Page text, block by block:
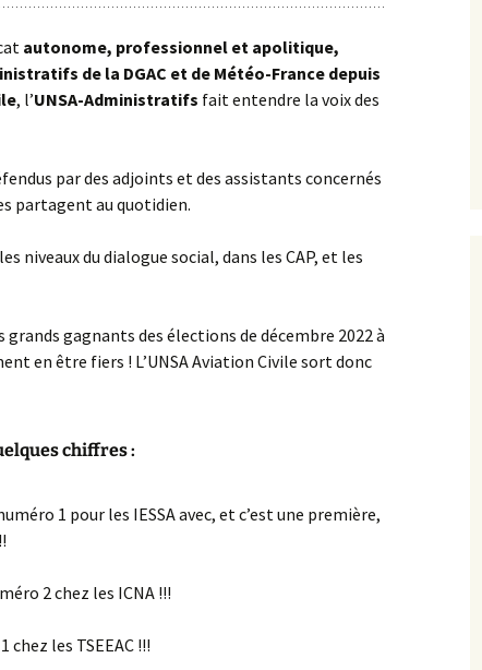
autonome, professionnel et apolitique,
de la DGAC et de Météo-France depuis
, l’UNSA-Administratifs fait entendre la voix des
par des adjoints et des assistants concernés
partagent au quotidien.
niveaux du dialogue social, dans les CAP, et les
gagnants des élections de décembre 2022 à
en être fiers ! L’UNSA Aviation Civile sort donc
chiffres :
1 pour les IESSA avec, et c’est une première,
2 chez les ICNA !!!
chez les TSEEAC !!!